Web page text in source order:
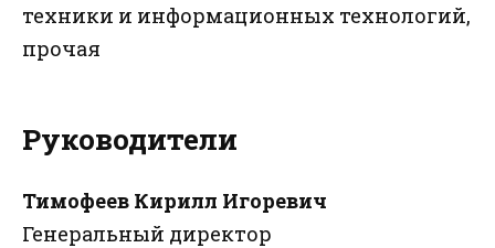
техники и информационных технологий,
прочая
Руководители
Тимофеев Кирилл Игоревич
Генеральный директор